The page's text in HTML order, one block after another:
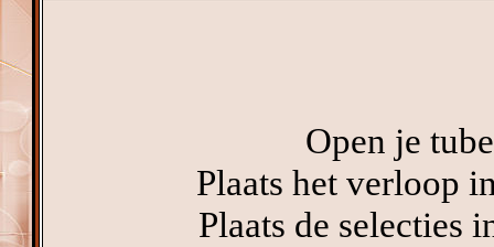
Open je
Plaats het verloop
Plaats de selecties